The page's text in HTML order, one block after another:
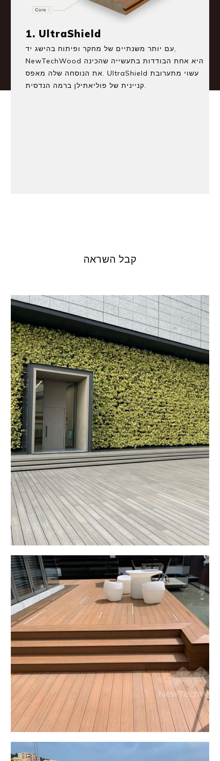
1. UltraShield
עם יותר משנתיים של מחקר ופיתוח בהישג יד,
NewTechWood היא אחת הבודדות בתעשייה שהכינה
את הנוסחה שלה מאפס. UltraShield עשוי מתערובת
קניינית של פוליאתילן ברמה הנדסית.
קבל השראה